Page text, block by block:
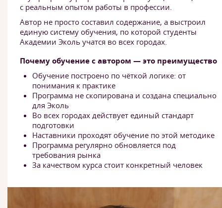
с реальным опытом работы в профессии.
Автор не просто составил содержание, а выстроил
единую систему обучения, по которой студенты
Академии Эколь учатся во всех городах.
Почему обучение с автором — это преимущество
Обучение построено по чёткой логике: от
понимания к практике
Программа не скопирована и создана специально
для Эколь
Во всех городах действует единый стандарт
подготовки
Наставники проходят обучение по этой методике
Программа регулярно обновляется под
требования рынка
За качеством курса стоит конкретный человек